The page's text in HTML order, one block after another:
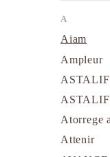
A
Aiam
Ampleur
Atorrege
Attenir